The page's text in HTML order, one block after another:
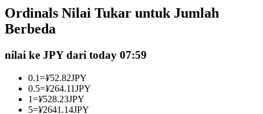
Ordinals Nilai Tukar untuk Jumlah
Berbeda
nilai ke JPY dari today 07:59
0.1=¥52.82JPY
0.5=¥264.11JPY
1=¥528.23JPY
5=¥2641.14JPY